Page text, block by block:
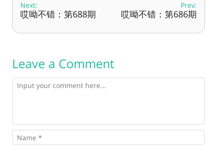
Next:
哎呦不错：第688期
Prev:
哎呦不错：第686期
Leave a Comment